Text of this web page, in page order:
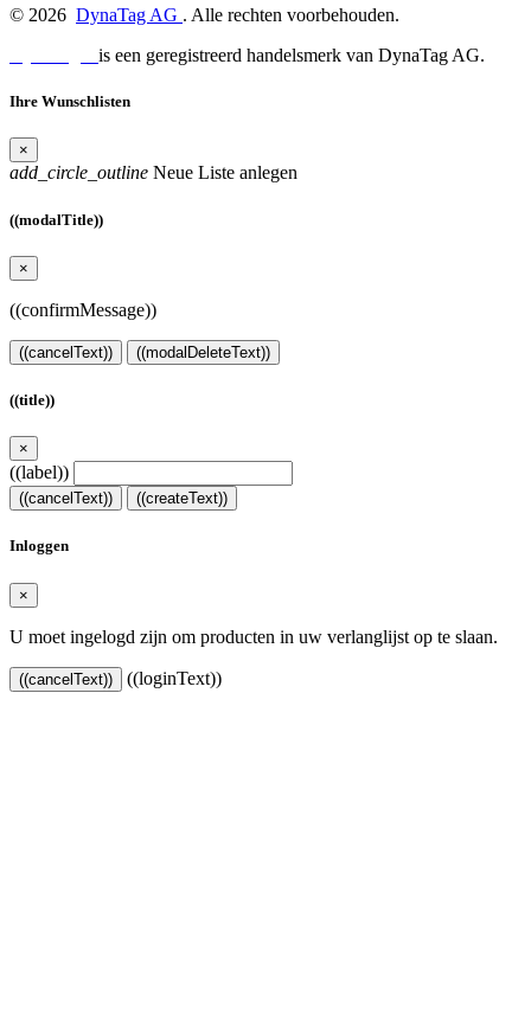
© 2026 DynaTag AG . Alle rechten voorbehouden.
is een geregistreerd handelsmerk van DynaTag AG.
Ihre Wunschlisten
×
add_circle_outline Neue Liste anlegen
((modalTitle))
×
((confirmMessage))
((cancelText)) ((modalDeleteText))
((title))
×
((label))
((cancelText)) ((createText))
Inloggen
×
U moet ingelogd zijn om producten in uw verlanglijst op te slaan.
((cancelText)) ((loginText))